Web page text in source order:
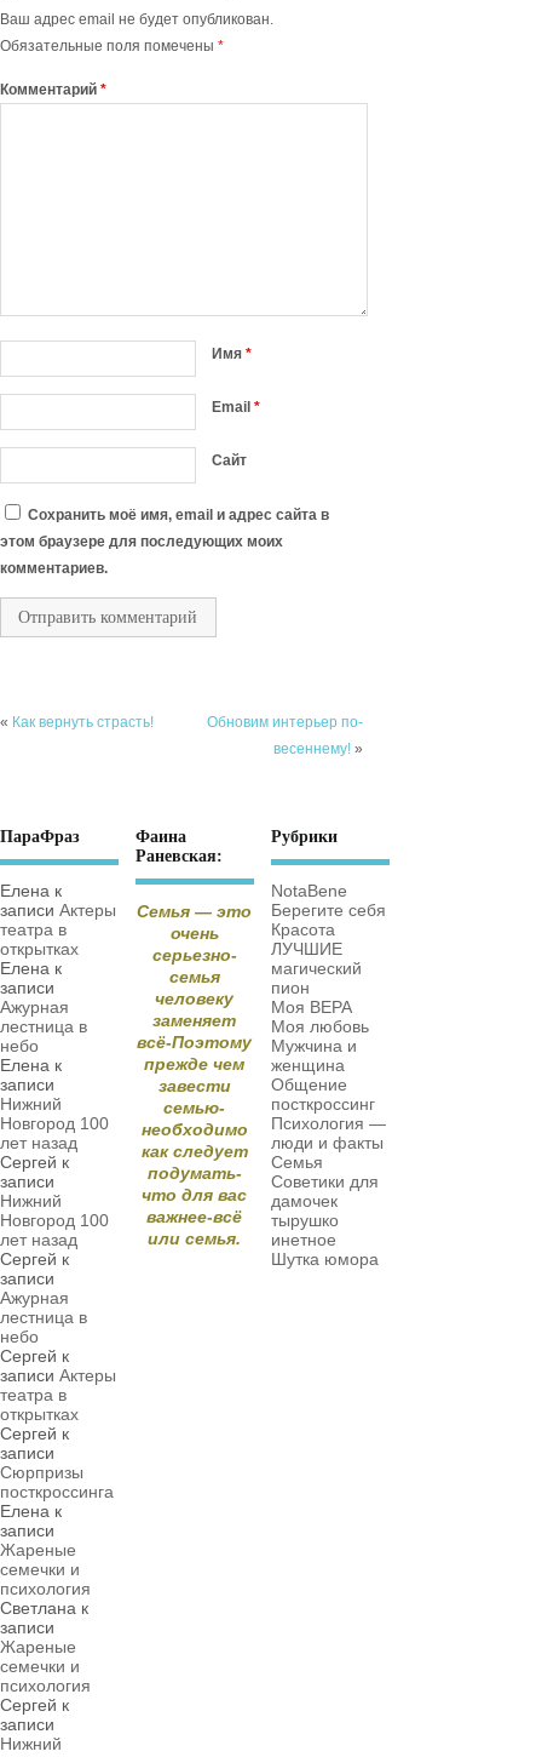
Ваш адрес email не будет опубликован.
Обязательные поля помечены *
Комментарий *
Имя*
Email*
Сайт
Сохранить моё имя, email и адрес сайта в
этом браузере для последующих моих
комментариев.
« Как вернуть страсть!
Обновим интерьер по-
весеннему!»
ПараФраз
Елена к
записи Актеры
театра в
открытках
Елена к
записи
Ажурная
лестница в
небо
Елена к
записи
Нижний
Новгород 100
лет назад
Сергей к
записи
Нижний
Новгород 100
лет назад
Сергей к
записи
Ажурная
лестница в
небо
Сергей к
записи Актеры
театра в
открытках
Сергей к
записи
Сюрпризы
посткроссинга
Елена к
записи
Жареные
семечки и
психология
Светлана к
записи
Жареные
семечки и
психология
Сергей к
записи
Нижний
Фаина
Раневская:
Семья — это
очень
серьезно-
семья
человеку
заменяет
всё-Поэтому
прежде чем
завести
семью-
необходимо
как следует
подумать-
что для вас
важнее-всё
или семья.
Рубрики
NotaBene
Берегите себя
Красота
ЛУЧШИЕ
магический
пион
Моя ВЕРА
Моя любовь
Мужчина и
женщина
Общение
посткроссинг
Психология —
люди и факты
Семья
Советики для
дамочек
тырушко
инетное
Шутка юмора